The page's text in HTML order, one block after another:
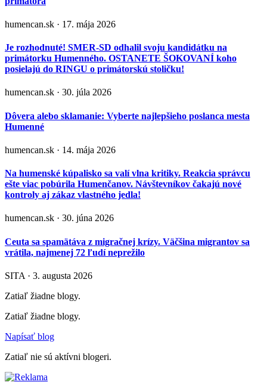
humencan.sk · 17. mája 2026
Je rozhodnuté! SMER-SD odhalil svoju kandidátku na
primátorku Humenného. OSTANETE ŠOKOVANÍ koho
posielajú do RINGU o primátorskú stoličku!
humencan.sk · 30. júla 2026
Dôvera alebo sklamanie: Vyberte najlepšieho poslanca mesta
Humenné
humencan.sk · 14. mája 2026
Na humenské kúpalisko sa valí vlna kritiky. Reakcia správcu
ešte viac pobúrila Humenčanov. Návštevníkov čakajú nové
kontroly aj zákaz vlastného jedla!
humencan.sk · 30. júna 2026
Ceuta sa spamätáva z migračnej krízy. Väčšina migrantov sa
vrátila, najmenej 72 ľudí neprežilo
SITA · 3. augusta 2026
Zatiaľ žiadne blogy.
Zatiaľ žiadne blogy.
Napísať blog
Zatiaľ nie sú aktívni blogeri.